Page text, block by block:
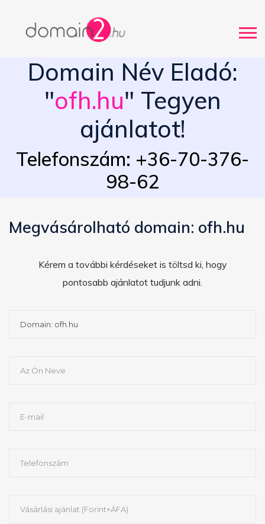
Domain Név Eladó:
"ofh.hu" Tegyen
ajánlatot!
Telefonszám: +36-70-376-
98-62
Megvásárolható domain: ofh.hu
Kérem a további kérdéseket is töltsd ki, hogy
pontosabb ajánlatot tudjunk adni.